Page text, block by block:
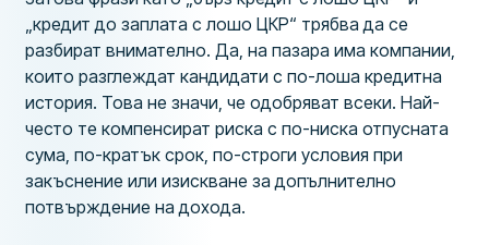
„кредит до заплата с лошо ЦКР“ трябва да се
разбират внимателно. Да, на пазара има компании,
които разглеждат кандидати с по-лоша кредитна
история. Това не значи, че одобряват всеки. Най-
често те компенсират риска с по-ниска отпусната
сума, по-кратък срок, по-строги условия при
закъснение или изискване за допълнително
потвърждение на дохода.